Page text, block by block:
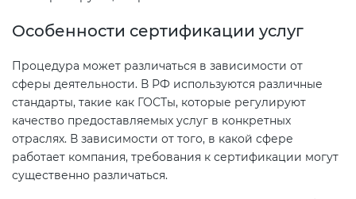
Особенности сертификации услуг
Процедура может различаться в зависимости от
сферы деятельности. В РФ используются различные
стандарты, такие как ГОСТы, которые регулируют
качество предоставляемых услуг в конкретных
отраслях. В зависимости от того, в какой сфере
работает компания, требования к сертификации могут
существенно различаться.